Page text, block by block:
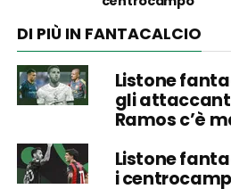
DI PIÙ IN FANTACALCIO
Listone
gli
Ramos c’è
Listone
i